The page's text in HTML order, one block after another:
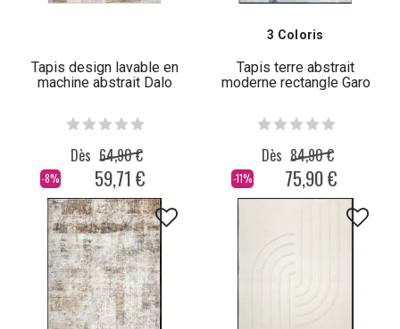
Tapis design lavable en
machine abstrait Dalo
-8%
Dès 64,90 €
59,71 €
3 Coloris
Tapis terre abstrait
moderne rectangle Garo
-11%
Dès 84,90 €
75,90 €